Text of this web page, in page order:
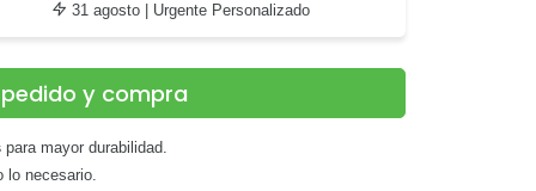
31 agosto| Urgente Personalizado
y compra
para mayor durabilidad.
lo necesario.